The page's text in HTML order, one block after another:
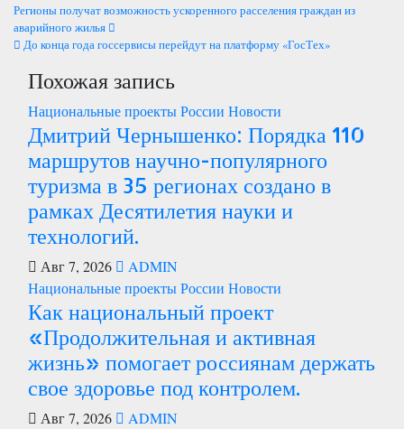
Навигация
по
записям
Регионы получат возможность ускоренного расселения граждан из
аварийного жилья
До конца года госсервисы перейдут на платформу «ГосТех»
Похожая запись
Национальные проекты России Новости
Дмитрий Чернышенко: Порядка 110
маршрутов научно-популярного
туризма в 35 регионах создано в
рамках Десятилетия науки и
технологий.
Авг 7, 2026
ADMIN
Национальные проекты России Новости
Как национальный проект
«Продолжительная и активная
жизнь» помогает россиянам держать
свое здоровье под контролем.
Авг 7, 2026
ADMIN